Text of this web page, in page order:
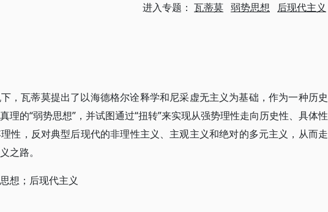
进入专题： 瓦蒂莫 弱势思想 后现代主义
，瓦蒂莫提出了以海德格尔诠释学和尼采虚无主义为基础，作为一种历史
理的“弱势思想”，并试图通过“扭转”来实现从强势理性走向历史性、具体性
性，反对典型后现代的非理性主义、主观主义和绝对的多元主义，从而走
之路。
想；后现代主义